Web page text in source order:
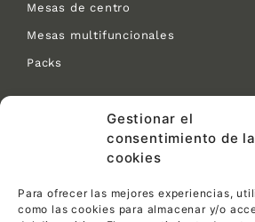
Gestionar el
consentimiento de
cookies
Para ofrecer las mejores experiencias,
como las cookies para almacenar y/o
Mesas de centro
Mesas multifuncionales
Packs
C/ Las Tejeras S/N.
CP 30510 Yecla (Murcia)
info@pemin1ensillas.com